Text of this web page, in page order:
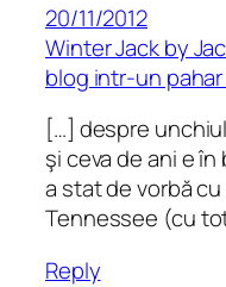
20/11/2012
Winter Jack by
blog intr-un
[…] despre
şi ceva de ani e
a stat de vorbă
Tennessee (cu
Reply